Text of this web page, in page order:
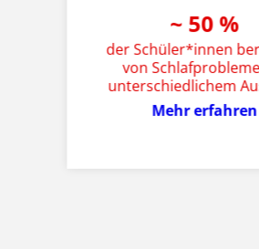
~ 50 %
der Schüler*innen
von
unterschiedlichem
Mehr erfahren